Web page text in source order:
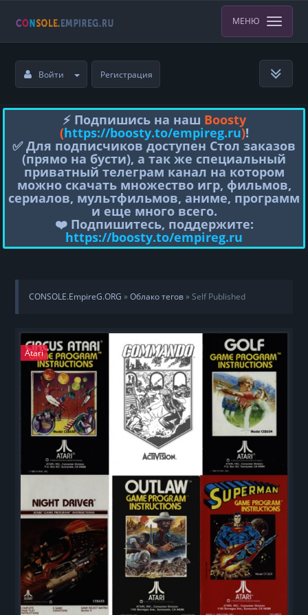
МЕНЮ
Войти Регистрация
⚡️ Подпишись на наш Boosty
(https://boosty.to/empireg.ru)!
✅ Для подписчиков доступен Стол заказов
(прямо на бусти), а так же специальный
приватный телеграм канал на котором
можно скачать множество игр, фильмов,
сериалов, мультфильмов, аниме, программ
и еще много всего.
❤️ Подпишитесь, поддержите:
https://boosty.to/empireg.ru
CONSOLE.EmpireG.ORG »Облако тегов» Self Published
(Homebrew)
Atari